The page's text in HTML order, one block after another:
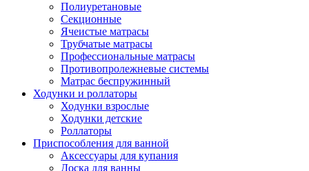
Полиуретановые
Секционные
Ячеистые матрасы
Трубчатые матрасы
Профессиональные матрасы
Противопролежневые системы
Матрас беспружинный
Ходунки и роллаторы
Ходунки взрослые
Ходунки детские
Роллаторы
Приспособления для ванной
Аксессуары для купания
Доска для ванны